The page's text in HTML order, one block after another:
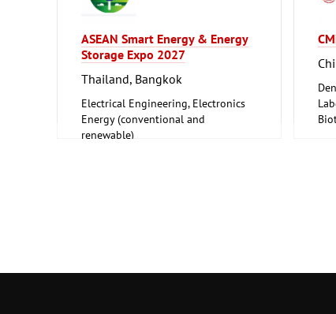
ASEAN Smart Energy & Energy
Storage Expo 2027
Thailand, Bangkok
Electrical Engineering, Electronics
Energy (conventional and
renewable)